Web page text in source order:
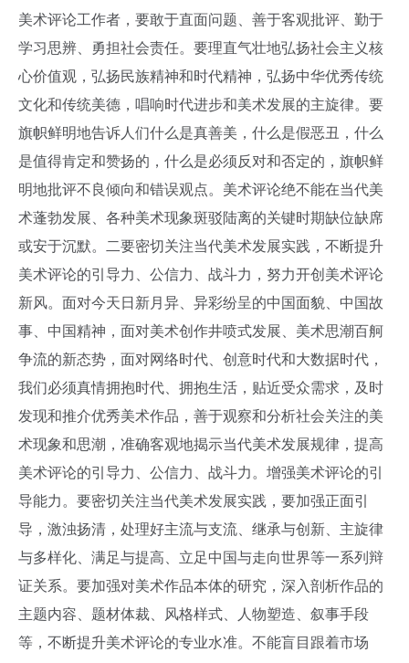
美术评论工作者，要敢于直面问题、善于客观批评、勤于
学习思辨、勇担社会责任。要理直气壮地弘扬社会主义核
心价值观，弘扬民族精神和时代精神，弘扬中华优秀传统
文化和传统美德，唱响时代进步和美术发展的主旋律。要
旗帜鲜明地告诉人们什么是真善美，什么是假恶丑，什么
是值得肯定和赞扬的，什么是必须反对和否定的，旗帜鲜
明地批评不良倾向和错误观点。美术评论绝不能在当代美
术蓬勃发展、各种美术现象斑驳陆离的关键时期缺位缺席
或安于沉默。二要密切关注当代美术发展实践，不断提升
美术评论的引导力、公信力、战斗力，努力开创美术评论
新风。面对今天日新月异、异彩纷呈的中国面貌、中国故
事、中国精神，面对美术创作井喷式发展、美术思潮百舸
争流的新态势，面对网络时代、创意时代和大数据时代，
我们必须真情拥抱时代、拥抱生活，贴近受众需求，及时
发现和推介优秀美术作品，善于观察和分析社会关注的美
术现象和思潮，准确客观地揭示当代美术发展规律，提高
美术评论的引导力、公信力、战斗力。增强美术评论的引
导能力。要密切关注当代美术发展实践，要加强正面引
导，激浊扬清，处理好主流与支流、继承与创新、主旋律
与多样化、满足与提高、立足中国与走向世界等一系列辩
证关系。要加强对美术作品本体的研究，深入剖析作品的
主题内容、题材体裁、风格样式、人物塑造、叙事手段
等，不断提升美术评论的专业水准。不能盲目跟着市场